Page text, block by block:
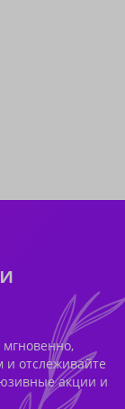
и отслеживайте
акции и